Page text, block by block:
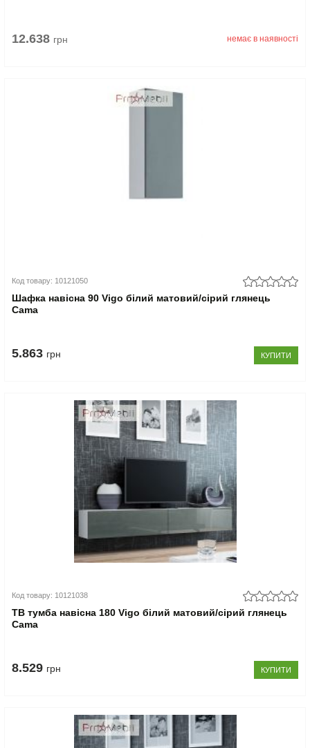
12.638 грн немає в наявності
Код товару: 10121050
Шафка навісна 90 Vigo білий матовий/сірий глянець
Cama
5.863 грн КУПИТИ
Код товару: 10121038
ТВ тумба навісна 180 Vigo білий матовий/сірий глянець
Cama
8.529 грн КУПИТИ